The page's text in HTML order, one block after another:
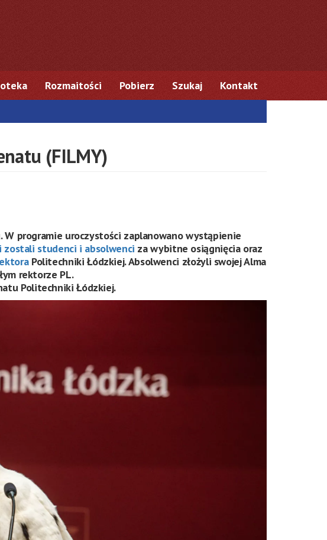
Rozmaitości Pobierz Szukaj Kontakt
(FILMY)
programie uroczystości zaplanowano wystąpienie
zostali studenci i absolwenci za wybitne osiągnięcia oraz
Politechniki Łódzkiej. Absolwenci złożyli swojej Alma
rektorze PL.
Politechniki Łódzkiej.